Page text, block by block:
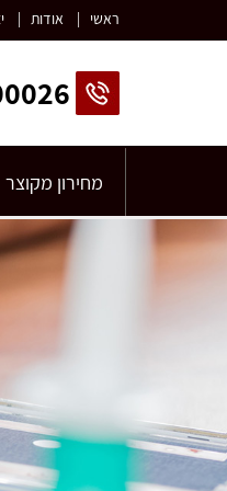
ראשי | אודות |
מחירון מקוצר